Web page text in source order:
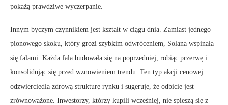
pokażą prawdziwe wyczerpanie.
Innym byczym czynnikiem jest kształt w ciągu dnia. Zamiast jednego
pionowego skoku, który grozi szybkim odwróceniem, Solana wspinała
się falami. Każda fala budowała się na poprzedniej, robiąc przerwę i
konsolidując się przed wznowieniem trendu. Ten typ akcji cenowej
odzwierciedla zdrową strukturę rynku i sugeruje, że odbicie jest
zrównoważone. Inwestorzy, którzy kupili wcześniej, nie spieszą się z